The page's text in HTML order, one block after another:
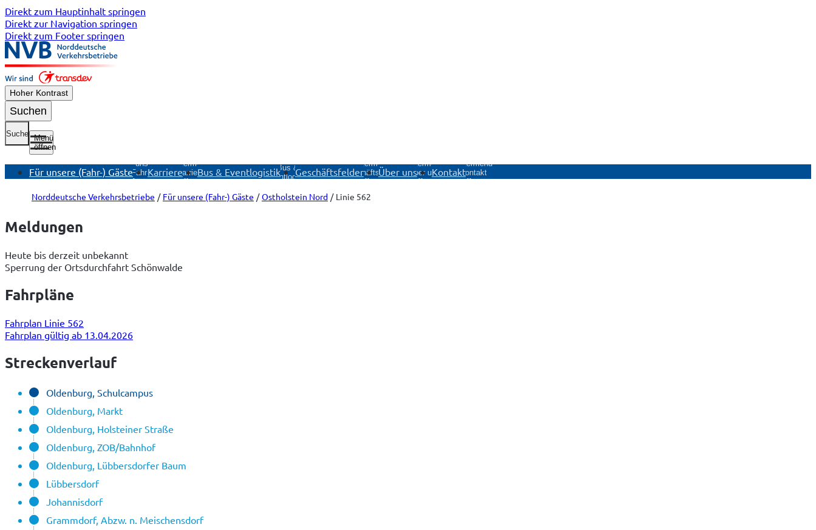
Direkt zum Hauptinhalt springen
Direkt zur Navigation springen
Direkt zum Footer springen
Hoher Kontrast
Suchen
Suche
Menü
öffnen
Für unsere (Fahr-) Gäste
Für unsere
(Fahr-)
Gäste
Karriere
Untermenü
Karriere
öffnen
Bus & EventlogistikBus &
EventlogistikGeschäftsfelder
Untermenü
Geschäftsfelder
öffnen
Über uns
Untermenü
Über uns
öffnen
Kontakt
Untermenü
Kontakt
öffnen
Norddeutsche Verkehrsbetriebe Für unsere (Fahr-) Gäste Ostholstein Nord Linie 562
Meldungen
Heute bis derzeit unbekannt
Sperrung der Ortsdurchfahrt Schönwalde
Fahrpläne
Fahrplan Linie 562
Fahrplan gültig ab 13.04.2026
Streckenverlauf
Oldenburg, Schulcampus
Oldenburg, Markt
Oldenburg, Holsteiner Straße
Oldenburg, ZOB/Bahnhof
Oldenburg, Lübbersdorfer Baum
Lübbersdorf
Johannisdorf
Grammdorf, Abzw. n. Meischensdorf